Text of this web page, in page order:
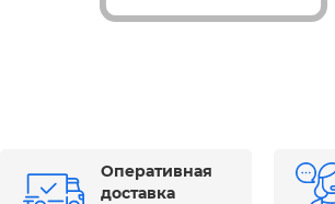
Оперативная
доставка